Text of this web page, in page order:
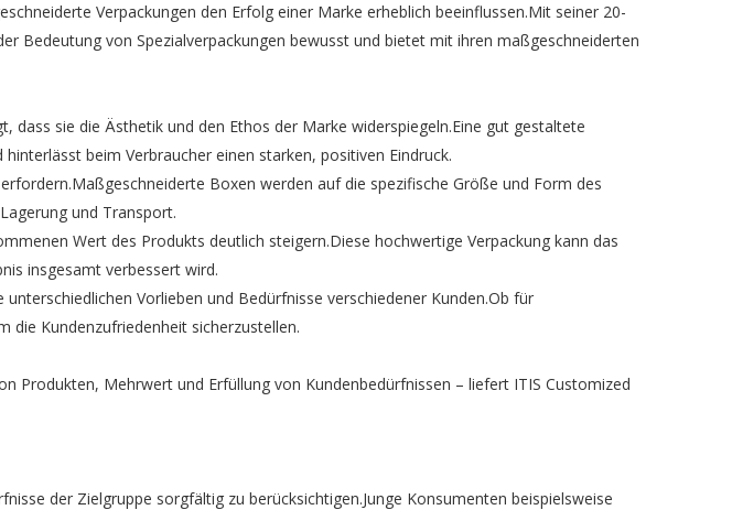
Verpackungen den Erfolg einer Marke erheblich beeinflussen.Mit seiner 20-
Bedeutung von Spezialverpackungen bewusst und bietet mit ihren maßgeschneiderten
dass sie die Ästhetik und den Ethos der Marke widerspiegeln.Eine gut gestaltete
beim Verbraucher einen starken, positiven Eindruck.
Boxen werden auf die spezifische Größe und Form des
und Transport.
Wert des Produkts deutlich steigern.Diese hochwertige Verpackung kann das
insgesamt verbessert wird.
Vorlieben und Bedürfnisse verschiedener Kunden.Ob für
die Kundenzufriedenheit sicherzustellen.
Produkten, Mehrwert und Erfüllung von Kundenbedürfnissen – liefert ITIS Customized
der Zielgruppe sorgfältig zu berücksichtigen.Junge Konsumenten beispielsweise